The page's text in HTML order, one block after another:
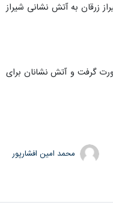
واژگونی تانکر حامل میعانات گازی(تریلر) ساعت ۲۱ و ۴۹ شامگاه پنجشنبه ۱۸ اسفندماه ۱۴۰۱ در جاده شیراز زرقان به آتش نشانی شیراز
گرفت و آتش نشانان برای
محمد امین افشارپور